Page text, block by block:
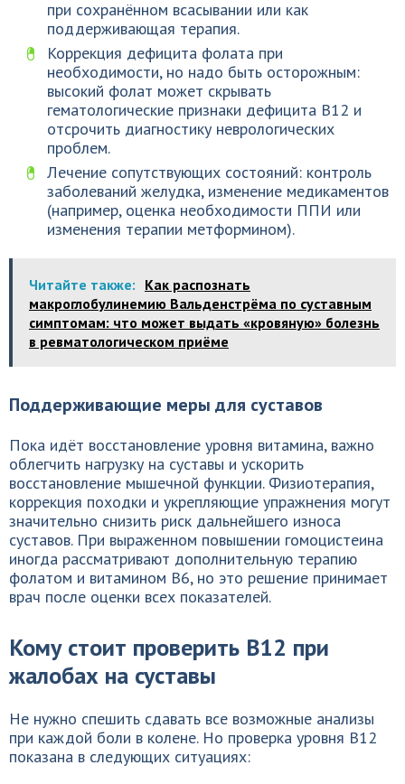
при сохранённом всасывании или как
поддерживающая терапия.
Коррекция дефицита фолата при
необходимости, но надо быть осторожным:
высокий фолат может скрывать
гематологические признаки дефицита B12 и
отсрочить диагностику неврологических
проблем.
Лечение сопутствующих состояний: контроль
заболеваний желудка, изменение медикаментов
(например, оценка необходимости ППИ или
изменения терапии метформином).
Читайте также: Как распознать
макроглобулинемию Вальденстрёма по суставным
симптомам: что может выдать «кровяную» болезнь
в ревматологическом приёме
Поддерживающие меры для суставов
Пока идёт восстановление уровня витамина, важно
облегчить нагрузку на суставы и ускорить
восстановление мышечной функции. Физиотерапия,
коррекция походки и укрепляющие упражнения могут
значительно снизить риск дальнейшего износа
суставов. При выраженном повышении гомоцистеина
иногда рассматривают дополнительную терапию
фолатом и витамином B6, но это решение принимает
врач после оценки всех показателей.
Кому стоит проверить B12 при
жалобах на суставы
Не нужно спешить сдавать все возможные анализы
при каждой боли в колене. Но проверка уровня B12
показана в следующих ситуациях: